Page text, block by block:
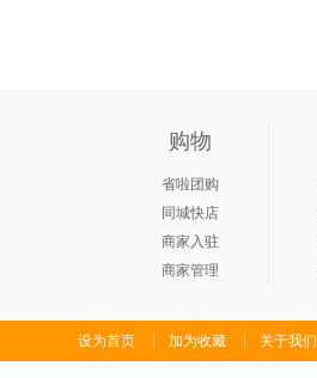
购物
省啦团购
同城快店
商家入驻
商家管理
设为首页 加为收藏 关于我们